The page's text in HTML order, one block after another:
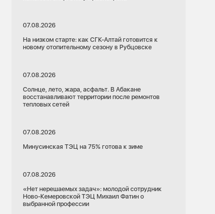
07.08.2026
На низком старте: как СГК-Алтай готовится к
новому отопительному сезону в Рубцовске
07.08.2026
Солнце, лето, жара, асфальт. В Абакане
восстанавливают территории после ремонтов
тепловых сетей
07.08.2026
Минусинская ТЭЦ на 75% готова к зиме
07.08.2026
«Нет нерешаемых задач»: молодой сотрудник
Ново-Кемеровской ТЭЦ Михаил Фатин о
выбранной профессии